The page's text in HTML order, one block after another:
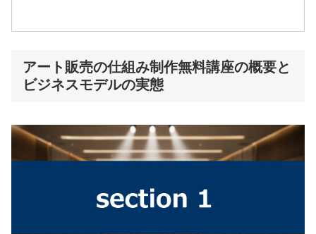
アート販売の仕組み制作無料講座の概要と
ビジネスモデルの実態